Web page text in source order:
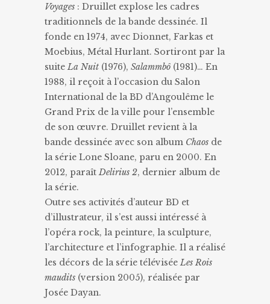
Voyages : Druillet explose les cadres
traditionnels de la bande dessinée. Il
fonde en 1974, avec Dionnet, Farkas et
Moebius, Métal Hurlant. Sortiront par la
suite La Nuit (1976), Salammbô (1981)… En
1988, il reçoit à l’occasion du Salon
International de la BD d’Angoulême le
Grand Prix de la ville pour l’ensemble
de son œuvre. Druillet revient à la
bande dessinée avec son album Chaos de
la série Lone Sloane, paru en 2000. En
2012, paraît Delirius 2, dernier album de
la série.
Outre ses activités d’auteur BD et
d’illustrateur, il s’est aussi intéressé à
l’opéra rock, la peinture, la sculpture,
l’architecture et l’infographie. Il a réalisé
les décors de la série télévisée Les Rois
maudits (version 2005), réalisée par
Josée Dayan.